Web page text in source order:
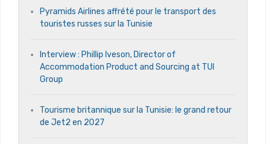
Pyramids Airlines affrété pour le transport des
touristes russes sur la Tunisie
Interview : Phillip Iveson, Director of
Accommodation Product and Sourcing at TUI
Group
Tourisme britannique sur la Tunisie: le grand retour
de Jet2 en 2027